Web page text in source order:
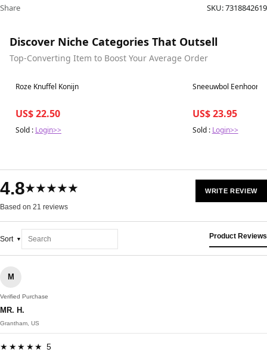
Share SKU:7318842619
Discover Niche Categories That Outsell
Top-Converting Item to Boost Your Average Order
Best in 7 days
Roze Knuffel Konijn
US$ 22.50
Sold : Login>>
Best in 7 days
Sneeuwbol Eenhoorn
US$ 23.95
Sold : Login>>
4.8★★★★★
Based on 21 reviews
WRITE REVIEW
Sort Product Reviews
M
Verified Purchase
MR. H.
Grantham, US
★★★★★ 5